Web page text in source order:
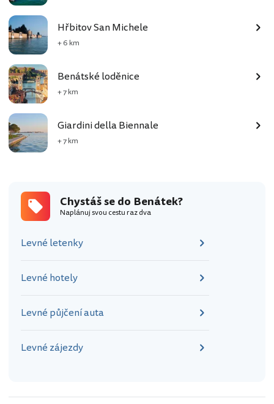
Hřbitov San Michele
+ 6 km
Benátské loděnice
+ 7 km
Giardini della Biennale
+ 7 km
Chystáš se do Benátek?
Naplánuj svou cestu raz dva
Levné letenky
Levné hotely
Levné půjčení auta
Levné zájezdy